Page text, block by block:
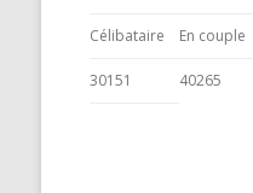
Célibataire En couple
30151 40265